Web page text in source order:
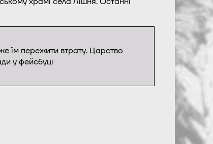
їм пережити втрату. Царство
у фейсбуці